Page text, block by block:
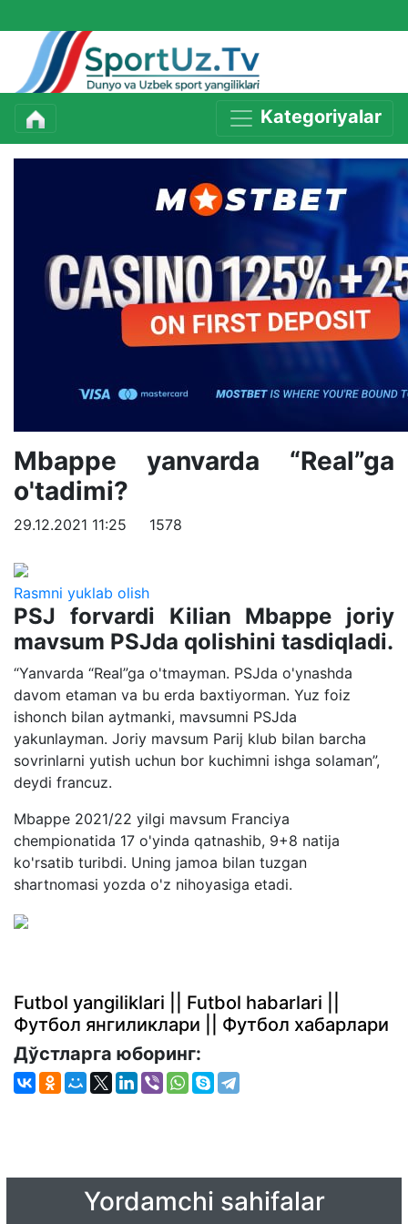
Kategoriyalar
Mbappe yanvarda “Real”ga
o'tadimi?
29.12.2021 11:25 1578
Rasmni yuklab olish
PSJ forvardi Kilian Mbappe joriy
mavsum PSJda qolishini tasdiqladi.
“Yanvarda “Real”ga o'tmayman. PSJda o'ynashda
davom etaman va bu erda baxtiyorman. Yuz foiz
ishonch bilan aytmanki, mavsumni PSJda
yakunlayman. Joriy mavsum Parij klub bilan barcha
sovrinlarni yutish uchun bor kuchimni ishga solaman”,
deydi francuz.
Mbappe 2021/22 yilgi mavsum Franciya
chempionatida 17 o'yinda qatnashib, 9+8 natija
ko'rsatib turibdi. Uning jamoa bilan tuzgan
shartnomasi yozda o'z nihoyasiga etadi.
Futbol yangiliklari || Futbol habarlari ||
Футбол янгиликлари || Футбол хабарлари
Дўстларга юборинг:
Yordamchi sahifalar